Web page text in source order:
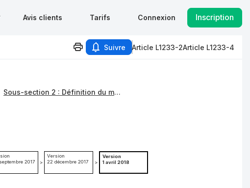
Avis clients Tarifs Connexion Inscription
Suivre Article L1233-2Article L1233-4
Sous-section 2 : Définition du motif économique
2017
>
Version
22 décembre 2017
>
Version
1 avril 2018